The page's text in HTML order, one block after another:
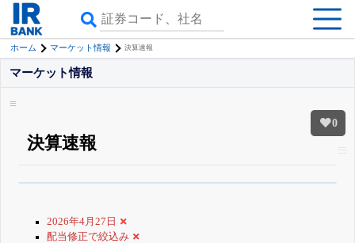
ホーム マーケット情報 決算速報
0
マーケット情報
決算速報
登録すると永久30%OFFと米株版の先行利用も付きます
2026年4月27日
配当修正で絞込み